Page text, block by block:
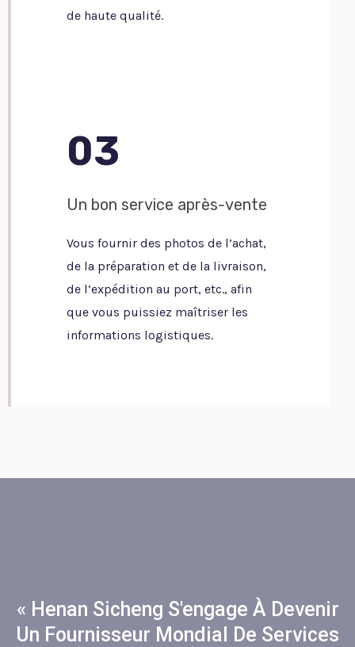
de haute qualité.
03
Un bon service après-vente
Vous fournir des photos de l’achat,
de la préparation et de la livraison,
de l’expédition au port, etc., afin
que vous puissiez maîtriser les
informations logistiques.
« Henan Sicheng S'engage À Devenir
Un Fournisseur Mondial De Services